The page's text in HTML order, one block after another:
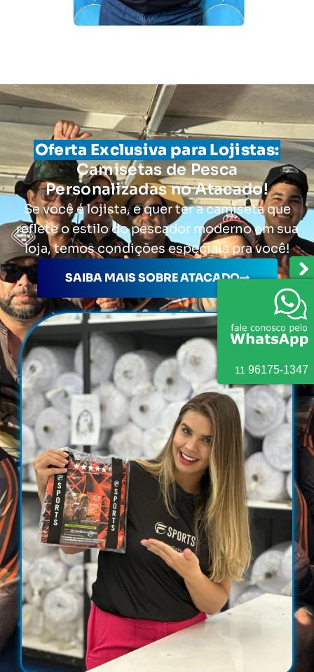
Oferta Exclusiva para Lojistas:
Camisetas de Pesca
Personalizadas no Atacado!
Se você é lojista, e quer ter a camiseta que
reflete o estilo do pescador moderno em sua
loja, temos condições especiais pra você!
SAIBA MAIS SOBRE ATACADO
11 96175-1347